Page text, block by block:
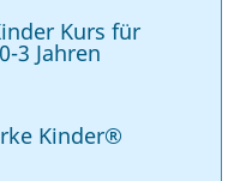
Kurs für
3 Jahren
Kinder®